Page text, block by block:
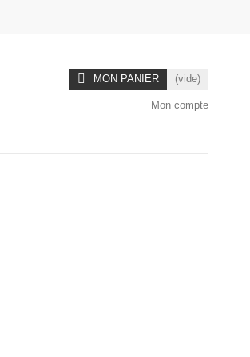
MON PANIER (vide)
Mon compte